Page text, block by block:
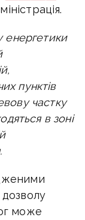
енергетики
пунктів
частку
в зоні
може